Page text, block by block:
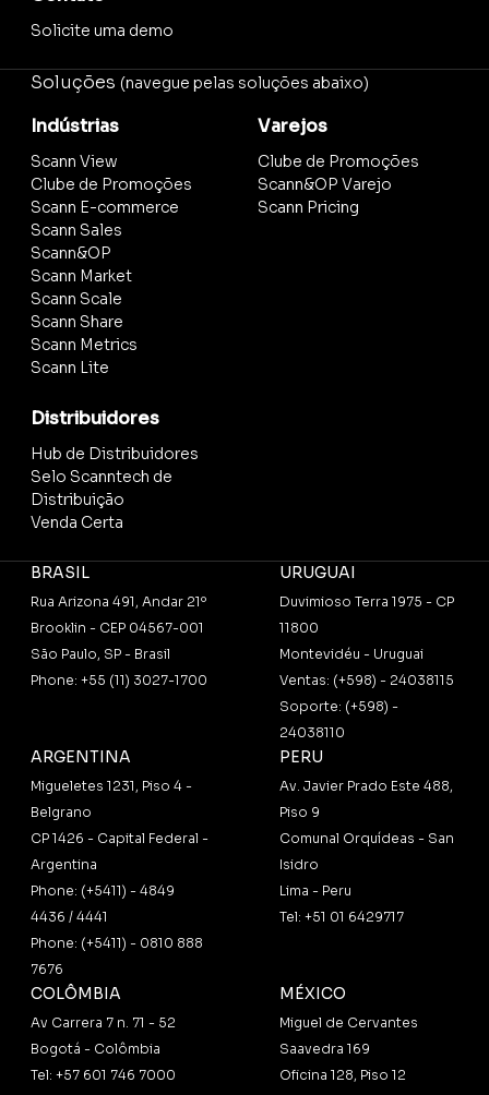
Solicite uma demo
Soluções (navegue pelas soluções abaixo)
Indústrias
Scann View
Clube de Promoções
Scann E-commerce
Scann Sales
Scann&OP
Scann Market
Scann Scale
Scann Share
Scann Metrics
Scann Lite
Varejos
Clube de Promoções
Scann&OP Varejo
Scann Pricing
Distribuidores
Hub de Distribuidores
Selo Scanntech de
Distribuição
Venda Certa
BRASIL
Rua Arizona 491, Andar 21º
Brooklin - CEP 04567-001
São Paulo, SP - Brasil
Phone: +55 (11) 3027-1700
URUGUAI
Duvimioso Terra 1975 - CP
11800
Montevidéu - Uruguai
Ventas: (+598) - 24038115
Soporte: (+598) -
24038110
ARGENTINA
Migueletes 1231, Piso 4 -
Belgrano
CP 1426 - Capital Federal -
Argentina
Phone: (+5411) - 4849
4436 / 4441
Phone: (+5411) - 0810 888
7676
PERU
Av. Javier Prado Este 488,
Piso 9
Comunal Orquídeas - San
Isidro
Lima - Peru
Tel: +51 01 6429717
COLÔMBIA
Av Carrera 7 n. 71 - 52
Bogotá - Colômbia
Tel: +57 601 746 7000
MÉXICO
Miguel de Cervantes
Saavedra 169
Oficina 128, Piso 12